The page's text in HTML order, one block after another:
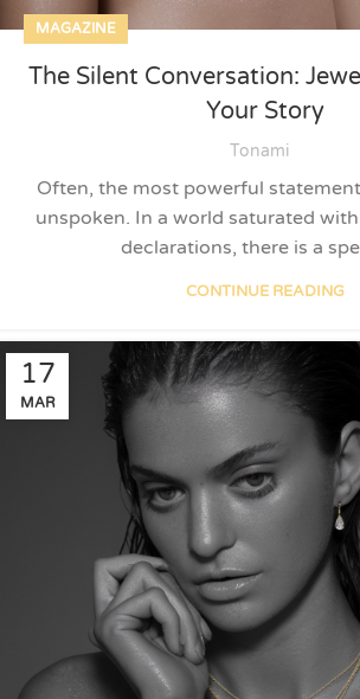
MAGAZINE
The Silent Conversation:
Your Story
Tonami
Often, the most powerful
unspoken. In a world saturated
declarations, there is a
CONTINUE READING
17
MAR